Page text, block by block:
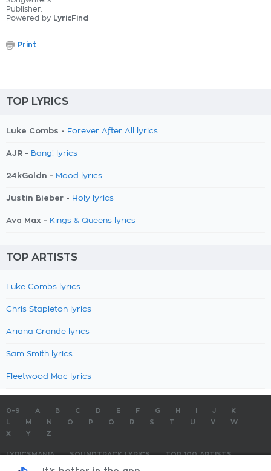
Publisher:
Powered by LyricFind
Print
TOP LYRICS
Luke Combs - Forever After All lyrics
AJR - Bang! lyrics
24kGoldn - Mood lyrics
Justin Bieber - Holy lyrics
Ava Max - Kings & Queens lyrics
TOP ARTISTS
Luke Combs lyrics
Chris Stapleton lyrics
Ariana Grande lyrics
Sam Smith lyrics
Fleetwood Mac lyrics
0-9 A B C D E F G H J
K
M N O P Q R S T U V
W
X
Y Z
LYRICSMANIA SOUNDTRACK LYRICS
TOP 100 ARTISTS
TOP 100 LYRICS